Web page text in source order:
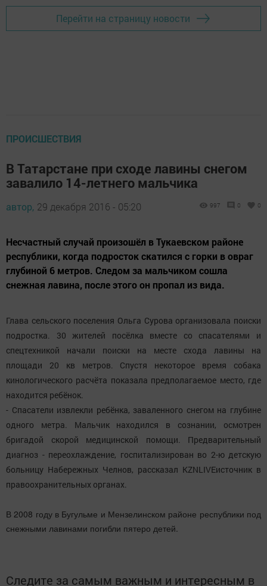
Перейти на страницу новости
ПРОИСШЕСТВИЯ
В Татарстане при сходе лавины снегом
завалило 14-летнего мальчика
автор, 29 декабря 2016 - 05:20 997 0 0
Несчастный случай произошёл в Тукаевском районе
республики, когда подросток скатился с горки в овраг
глубиной 6 метров. Следом за мальчиком сошла
снежная лавина, после этого он пропал из вида.
Глава сельского поселения Ольга Сурова организовала поиски
подростка. 30 жителей посёлка вместе со спасателями и
спецтехникой начали поиски на месте схода лавины на
площади 20 кв метров. Спустя некоторое время собака
кинологического расчёта показала предполагаемое место, где
находится ребёнок.
- Спасатели извлекли ребёнка, заваленного снегом на глубине
одного метра. Мальчик находился в сознании, осмотрен
бригадой скорой медицинской помощи. Предварительный
диагноз - переохлаждение, госпитализирован во 2-ю детскую
больницу Набережных Челнов, рассказал KZNLIVEисточник в
правоохранительных органах.
В 2008 году в Бугульме и Мензелинском районе республики под
снежными лавинами погибли пятеро детей.
Следите за самым важным и интересным в